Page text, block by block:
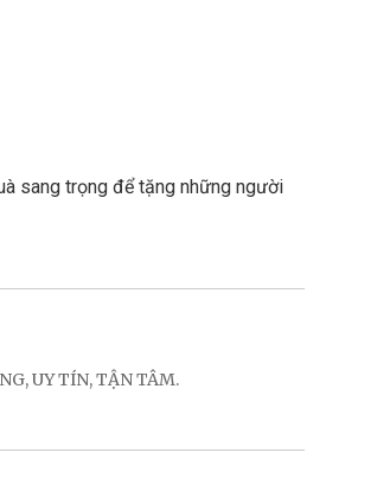
sang trọng để tặng những người
UY TÍN, TẬN TÂM.